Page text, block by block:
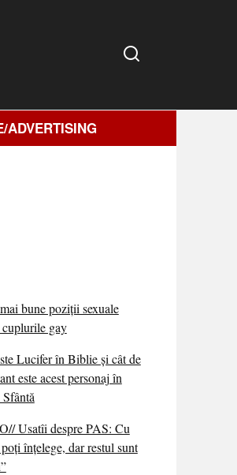
ADVERTISING
bune poziții sexuale
gay
Lucifer în Biblie și cât de
este acest personaj în
Usatîi despre PAS: Cu
înțelege, dar restul sunt